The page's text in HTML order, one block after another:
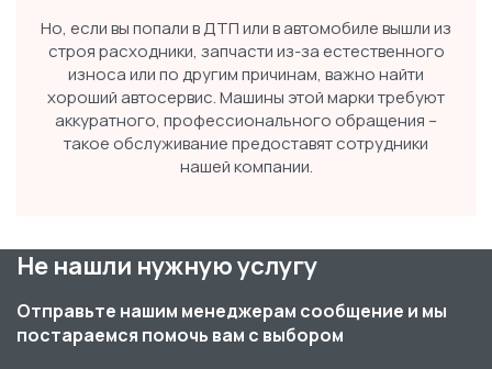
Но, если вы попали в ДТП или в автомобиле вышли из
строя расходники, запчасти из-за естественного
износа или по другим причинам, важно найти
хороший автосервис. Машины этой марки требуют
аккуратного, профессионального обращения –
такое обслуживание предоставят сотрудники
нашей компании.
Не нашли нужную услугу
Отправьте нашим менеджерам сообщение и мы
постараемся помочь вам с выбором